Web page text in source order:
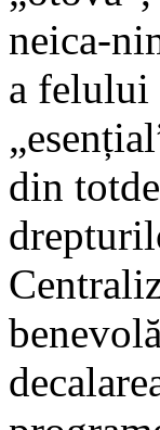
neica-
a felului
din